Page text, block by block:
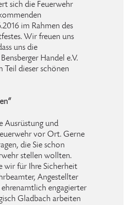
sich die Feuerwehr
im Rahmen des
Wir freuen uns
uns die
Handel e.V.
dieser schönen
Ausrüstung und
vor Ort. Gerne
die Sie schon
stellen wollten.
wir für Ihre Sicherheit
Angestellter
engagierter
Gladbach arbeiten